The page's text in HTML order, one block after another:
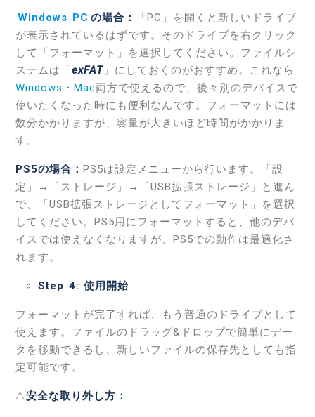
Windows PC の場合：
「PC」を開くと新しいドライブ
が表示されているはずです。そのドライブを右クリック
して「フォーマット」を選択してください。ファイルシ
ステムは「exFAT」にしておくのがおすすめ。これなら
Windows・Mac両方で使えるので、後々別のデバイスで
使いたくなった時にも便利なんです。フォーマットには
数分かかりますが、容量が大きいほど時間がかかりま
す。
PS5の場合： PS5は設定メニューから行います。「設
定」→「ストレージ」→「USB拡張ストレージ」と進ん
で、「USB拡張ストレージとしてフォーマット」を選択
してください。PS5用にフォーマットすると、他のデバ
イスでは使えなくなりますが、PS5での動作は最適化さ
れます。
Step 4: 使用開始
フォーマットが完了すれば、もう普通のドライブとして
使えます。ファイルのドラッグ&ドロップで簡単にデー
タを移動できるし、新しいファイルの保存先としても指
定可能です。
⚠️安全な取り外し方：